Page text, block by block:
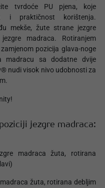
tvrdoće PU pjena, koje
i praktičnost korištenja.
mekše, žute strane jezgre
madraca. Rotiranjem
pozicija glava-noge
madracu sa dodatne dvije
nudi visok nivo udobnosti za
jezgre madraca:
madraca žuta, rotirana
žuta, rotirana debljim